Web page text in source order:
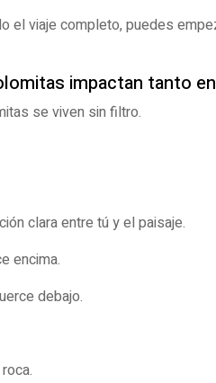
el viaje completo, puedes
impactan tanto
se viven sin filtro.
clara entre tú y el paisaje.
encima.
debajo.